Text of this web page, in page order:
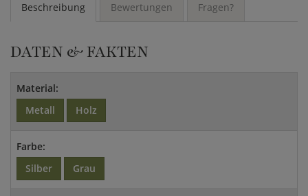
Beschreibung Bewertungen Fragen?
DATEN & FAKTEN
Material:
Metall
Holz
Farbe:
Silber
Grau